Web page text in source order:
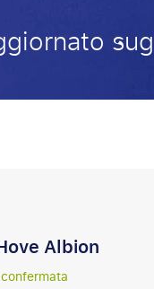
Albion